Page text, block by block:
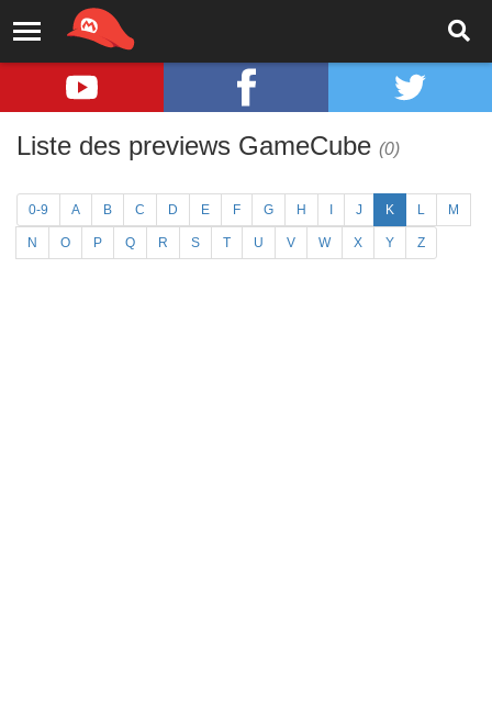
Liste des previews GameCube (0)
0-9 A B C D E F G H J K L M
N O P Q R S T U V W X Y Z